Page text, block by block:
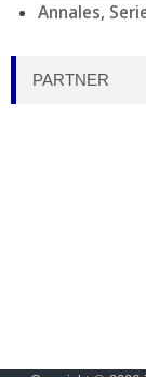
Annales,
PARTNER